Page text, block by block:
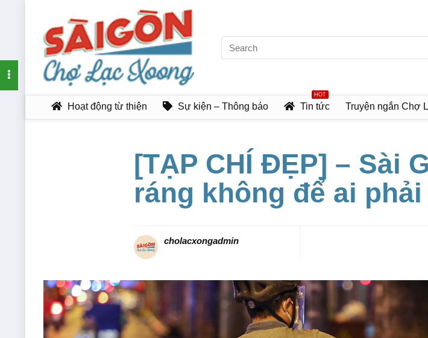
Hoạt động từ thiện Sự kiện – Thông báo
HOT
Tin tức Truyện ngắn Chợ
[TẠP CHÍ ĐẸP] – Sài
ráng không để ai
cholacxongadmin